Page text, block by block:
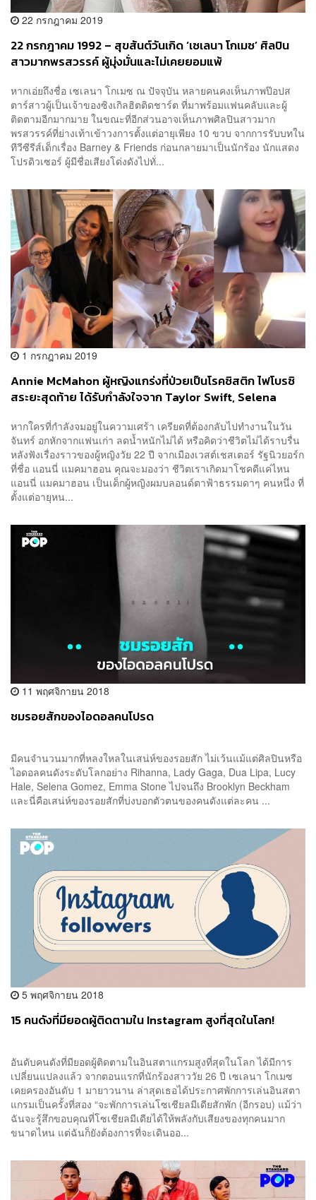
22 กรกฎาคม 2019
22 กรกฎาคม 1992 – สุขสันต์วันเกิด ‘เซเลนา โกเมซ’ ศิลปิน
สาวมากพรสวรรค์ ผู้มุ่งมั่นและไม่เคยยอมแพ้
หากเอ่ยถึงชื่อ เซเลนา โกเมซ ณ ปัจจุบัน หลายคนคงเห็นภาพป๊อปส
ตาร์สาวผู้เป็นเจ้าของซิงเกิลฮิตติดชาร์ต ที่มาพร้อมแฟนคลับและผู้
ติดตามอีกมากมาย ในขณะที่อีกส่วนอาจเห็นภาพศิลปินสาวมาก
พรสวรรค์ที่ย่างเท้าเข้าวงการตั้งแต่อายุเพียง 10 ขวบ จากการรับบทใน
ทีวีซีรีส์เด็กเรื่อง Barney & Friends ก่อนกลายมาเป็นนักร้อง นักแสดง
โปรดิวเซอร์ ผู้มีชื่อเสียงโด่งดังไปทั่...
1 กรกฎาคม 2019
Annie McMahon ผู้หญิงแกร่งที่ป่วยเป็นโรคซิสติก ไฟโบรซิ
สระยะสุดท้าย ได้รับกำลังใจจาก Taylor Swift, Selena
หากใครที่กำลังจมอยู่ในความเศร้า เครียดที่ต้องกลับไปทำงานในวัน
จันทร์ อกหักจากแฟนเก่า ลดน้ำหนักไม่ได้ หรือคิดว่าชีวิตไม่ได้ราบรื่น
หลังฟังเรื่องราวของผู้หญิงวัย 22 ปี จากเมืองเวสต์เชสเตอร์ รัฐนิวยอร์ก
ที่ชื่อ แอนนี่ แมคมาฮอน คุณจะมองว่า ชีวิตเราเกิดมาโชคดีแค่ไหน
แอนนี่ แมคมาฮอน เป็นเด็กผู้หญิงผมบลอนด์ตาฟ้าธรรมดาๆ คนหนึ่ง ที่
ตั้งแต่อายุหน...
11 พฤศจิกายน 2018
ชมรอยสักของไอดอลคนโปรด
มีคนจำนวนมากที่หลงใหลในเสน่ห์ของรอยสัก ไม่เว้นแม้แต่ศิลปินหรือ
ไอดอลคนดังระดับโลกอย่าง Rihanna, Lady Gaga, Dua Lipa, Lucy
Hale, Selena Gomez, Emma Stone ไปจนถึง Brooklyn Beckham
และนี่คือเสน่ห์ของรอยสักที่บ่งบอกตัวตนของคนดังแต่ละคน ...
5 พฤศจิกายน 2018
15 คนดังที่มียอดผู้ติดตามใน Instagram สูงที่สุดในโลก!
อันดับคนดังที่มียอดผู้ติดตามในอินสตาแกรมสูงที่สุดในโลก ได้มีการ
เปลี่ยนแปลงแล้ว จากตอนแรกที่นักร้องสาววัย 26 ปี เซเลนา โกเมซ
เคยครองอันดับ 1 มายาวนาน ล่าสุดเธอได้ประกาศพักการเล่นอินสตา
แกรมเป็นครั้งที่สอง “จะพักการเล่นโซเชียลมีเดียสักพัก (อีกรอบ) แม้ว่า
ฉันจะรู้สึกขอบคุณที่โซเชียลมีเดียได้ให้พลังกับเสียงของทุกคนมาก
ขนาดไหน แต่ฉันก็ยังต้องการที่จะเดินออ...